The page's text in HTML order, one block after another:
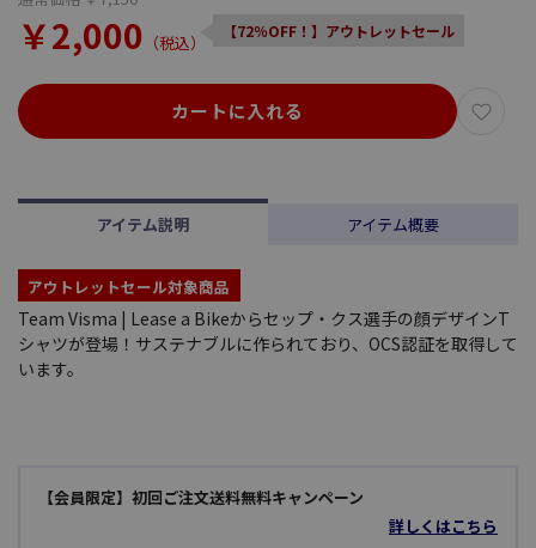
￥2,000 （税込）
【72％OFF！】アウトレットセール
カートに入れる
アイテム説明 アイテム概要
アウトレットセール対象商品
Team Visma | Lease a Bikeからセップ・クス選手の顔デザインT
シャツが登場！サステナブルに作られており、OCS認証を取得して
います。
【会員限定】初回ご注文送料無料キャンペーン
詳しくはこちら